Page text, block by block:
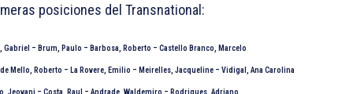
posiciones del Transnational:
Gabriel – Brum, Paulo – Barbosa, Roberto – Castello Branco, Marcelo
de Mello, Roberto – La Rovere, Emilio – Meirelles, Jacqueline – Vidigal, Ana Carolina
Jeovani – Costa, Raul – Andrade, Waldemiro – Rodrigues, Adriano